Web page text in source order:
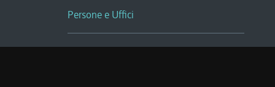
Persone e Uffici
Sala Tiziano Tessitori